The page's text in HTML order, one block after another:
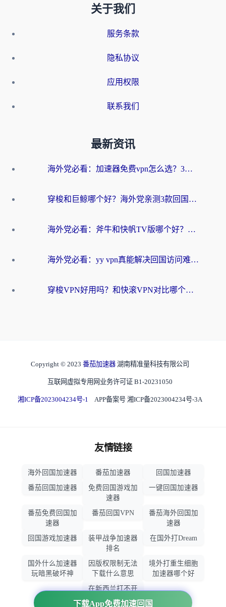
关于我们
服务条款
隐私协议
应用权限
联系我们
最新资讯
海外党必看：加速器免费vpn怎么选？3步教你无缝访问国内资源
穿梭和巨鲸哪个好？海外党亲测3款回国加速器，教你避开90%的坑
海外党必看：斧牛和快帆TV版哪个好？3分钟选对回国加速器，无缝刷B站、追热剧
海外党必看：yy vpn真能解决回国访问难题？附云极initap测评+免费方案对比
穿梭VPN好用吗？和快滚VPN对比哪个回国效果更好？海外党选回国加速器必看指南
下载App免费加速回国
Copyright © 2023 番茄加速器 湖南精准量科技有限公司
互联网虚拟专用网业务许可证 B1-20231050
湘ICP备2023004234号-1 APP备案号 湘ICP备2023004234号-3A
友情链接
海外回国加速器 番茄加速器
回国加速器
番茄回国加速器
免费回国游戏加
速器
一键回国加速器
番茄免费回国加
速器
番茄回国VPN
番茄海外回国加
速器
回国游戏加速器
装甲战争加速器
排名
在国外打Dream
国外什么加速器
玩暗黑破坏神
因版权限制无法
下载什么意思
境外打重生细胞
加速器哪个好
在新西兰打不开
大智慧怎么办